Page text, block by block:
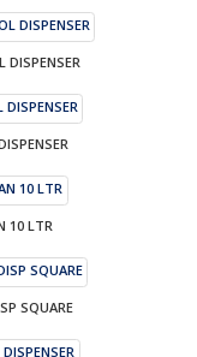
DISPENSER
10 LTR
SQUARE